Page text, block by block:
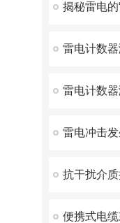
雷电计数
雷电冲击